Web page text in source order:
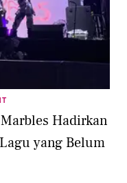
Hadirkan
yang Belum